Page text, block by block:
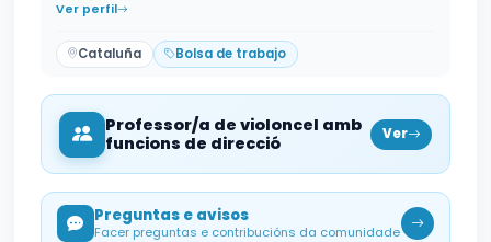
Ver perfil
Cataluña Bolsa de trabajo
Professor/a de violoncel amb
funcions de direcció
Ver
Preguntas e avisos
Facer preguntas e contribucións da comunidade